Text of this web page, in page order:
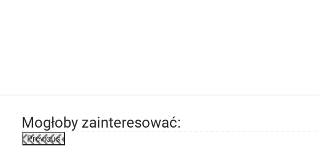
Mogłoby zainteresować:
Previous